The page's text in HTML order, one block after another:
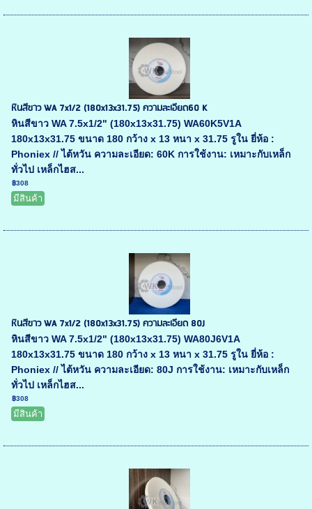
หินสีขาว WA 7x1/2 (180x13x31.75) ความละเอียด60 K
หินสีขาว WA 7.5x1/2" (180x13x31.75) WA60K5V1A
180x13x31.75 ขนาด 180 กว้าง x 13 หนา x 31.75 รูใน ยี่ห้อ :
Phoniex // ไต้หวัน ความละเอียด: 60K การใช้งาน: เหมาะกับเหล็ก
ทั่วไป เหล็กไฮส...
฿308
มีสินค้า
หินสีขาว WA 7x1/2 (180x13x31.75) ความละเอียด 80J
หินสีขาว WA 7.5x1/2" (180x13x31.75) WA80J6V1A
180x13x31.75 ขนาด 180 กว้าง x 13 หนา x 31.75 รูใน ยี่ห้อ :
Phoniex // ไต้หวัน ความละเอียด: 80J การใช้งาน: เหมาะกับเหล็ก
ทั่วไป เหล็กไฮส...
฿308
มีสินค้า